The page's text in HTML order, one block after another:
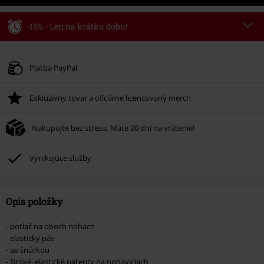
-15% - Len na krátku dobu!
Platné do 8/9/26
Po zadaní kódu v košíku, sa zľava uplatní automaticky.
Nemožno kombinovať s inými akciovými kódmi. Zľava sa nevzťahuje na:
knihy, médiá, vstupenky, Rammstein, (Till) Lindemann, Böhse Onkelz,
ktorých kúpou podporíte nadáciu.
Platba PayPal
Exkluzívny tovar a oficiálne licencovaný merch
Nakupujte bez stresu. Máte 30 dní na vrátenie!
Vynikajúce služby
Opis položky
- potlač na oboch nohách
- elastický pás
- so šnúrkou
- široké, elastické patenty na nohaviciach